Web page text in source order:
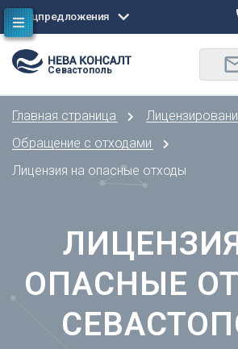
Москва
Санкт-Петербург
Астрахань
Барнаул
Белгород
Брянск
В
Владивосток
Владикавказ
Р
С
Спецпредложения
Севастополь
Главная страница
Обращение с отходами
Лицензия на опасные отходы
ОПАСНЫЕ